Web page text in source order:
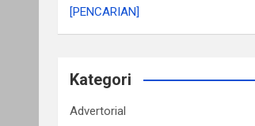
[PENCARIAN]
Kategori
Advertorial